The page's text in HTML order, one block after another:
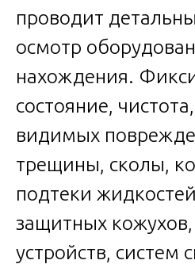
проводит
осмотр
нахождения.
состояние,
видимых
трещины, сколы,
подтеки
защитных
устройств, систем